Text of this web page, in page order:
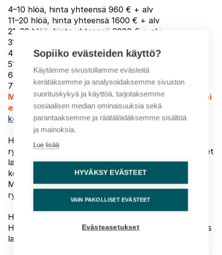
4–10 hlöä, hinta yhteensä 960 € + alv
11–20 hlöä, hinta yhteensä 1600 € + alv
21–30 hlöä, hinta yhteensä 2000 € + alv
31–40 hlöä, hinta yhteensä 2400 € + alv
41–50 hlöä, hinta yhteensä 2600 € + alv
51–60 hlöä, hinta yhteensä 2800 € + alv
61-70 hlöä hinta yhteensä 3000 € + alv
71-100 hlöä hinta yhteensä 3200 € + alv
Mikäli organisaatiostanne osallistuu 101 henkilöä tai
enemmän, pyydä erillinen tarjous:
koulutusmyynti@fcg.fi
Huom! Ryhmähinnan edellytyksenä on, että kaikille
ryhmään kuuluville henkilöille on ilmoitettu yhtenäiset
laskutustiedot, jolloin ryhmä voidaan
kokonaisuudessaan laskuttaa yhdellä koontilaskulla.
Mikäli ryhmän jäseniä laskutetaan erikseen, oikeus
ryhmähintaan raukeaa.
Hinta sisältää opetuksen ja sähköisen materiaalin.
Hintaan lisätään laskutuslisä (5 € + alv). Kokonaisuus
laskutetaan alkamisen yhteydessä.
Sopiiko evästeiden käyttö?
Käytämme sivustollamme evästeitä
kerätäksemme ja analysoidaksemme sivuston
suorituskykyä ja käyttöä, tarjotaksemme
sosiaalisen median ominaisuuksia sekä
parantaaksemme ja räätälöidäksemme sisältöä
ja mainoksia.
Lue lisää
HYVÄKSY EVÄSTEET
VAIN PAKOLLISET EVÄSTEET
Evästeasetukset